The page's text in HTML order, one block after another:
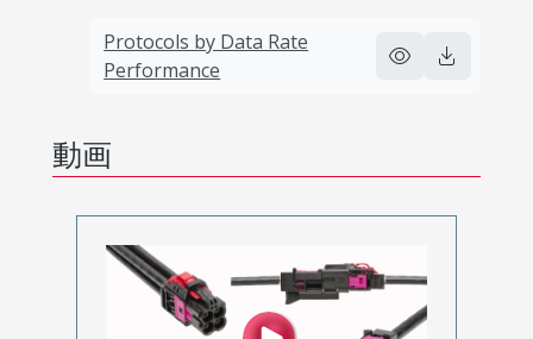
Protocols by Data Rate
Performance
動画